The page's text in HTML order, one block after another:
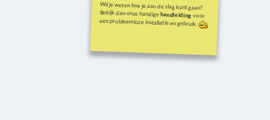
Wil je weten hoe je aan de slag kunt gaan?
Bekijk dan onze handigehandleiding voor
een probleemloze installatie en gebruik.